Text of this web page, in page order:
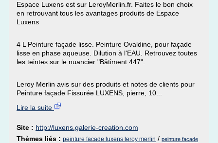
Espace Luxens est sur LeroyMerlin.fr. Faites le bon choix
en retrouvant tous les avantages produits de Espace
Luxens
4 L Peinture façade lisse. Peinture Ovaldine, pour façade
lisse en phase aqueuse. Dilution à l'EAU. Retrouvez toutes
les teintes sur le nuancier "Bâtiment 447".
Leroy Merlin avis sur des produits et notes de clients pour
Peinture façade Fissurée LUXENS, pierre, 10...
Lire la suite
Site : http://luxens.galerie-creation.com
Thèmes liés : peinture facade luxens leroy merlin / peinture facade